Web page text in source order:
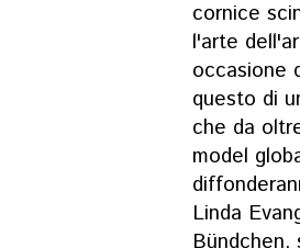
cornice
l'arte
occasione
questo di
che da
model
Linda